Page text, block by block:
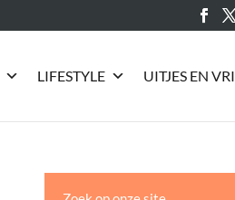
LIFESTYLE UITJES EN